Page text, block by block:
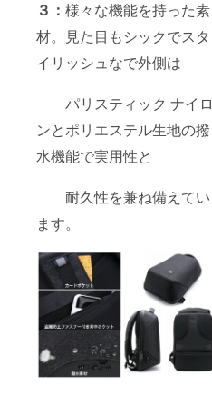
３： 様々な機能を持った素
材。見た目もシックでスタ
イリッシュなで外側は
パリスティック ナイロ
ンとポリエステル生地の撥
水機能で実用性と
耐久性を兼ね備えてい
ます。